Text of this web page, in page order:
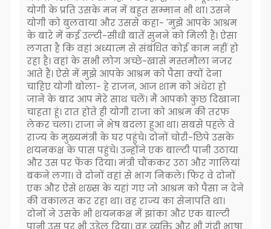
योगी के प्रति उसके मन में बहुत सम्मान भी था। उसने
योगी को बुलवाया और उससे कहा- 'मुझे आपके आश्रम
के बारे में कई उल्टी-सीधी बातें सुनने को मिली हैं। ऐसा
लगता है कि वहां अध्यात्म से संबंधित कोई काम नहीं हो
रहा है। वहां के सभी लोग अच्छे-खासे मस्तमौला नजर
आते हैं। ऐसे में मुझे आपके आश्रम को पैसा क्यों देना
चाहिए योगी बोला- हे राजन, आज शाम को अंधेरा हो
जाने के बाद आप मेरे साथ चलें। मैं आपको कुछ दिखाना
चाहता हूं। रात होते ही योगी राजा को आश्रम की तरफ
लेकर चला। राजा ने भेष बदला हुआ था। सबसे पहले वे
राज्य के मुख्यमंत्री के घर पहुंचे। दोनों चोरी-छिपे उसके
शयनकक्ष के पास पहुंचे। उन्होंने एक बाल्टी पानी उठाया
और उस पर फेंक दिया। मंत्री चौंककर उठा और गालियां
बकने लगा। वे दोनों वहां से भाग निकले। फिर वे दोनों
एक और ऐसे शख्स के यहां गए जो आश्रम को पैसा न देने
की वकालत कर रहा था। वह राज्य का सेनापति था।
दोनों ने उसके भी शयनकक्ष में झांका और एक बाल्टी